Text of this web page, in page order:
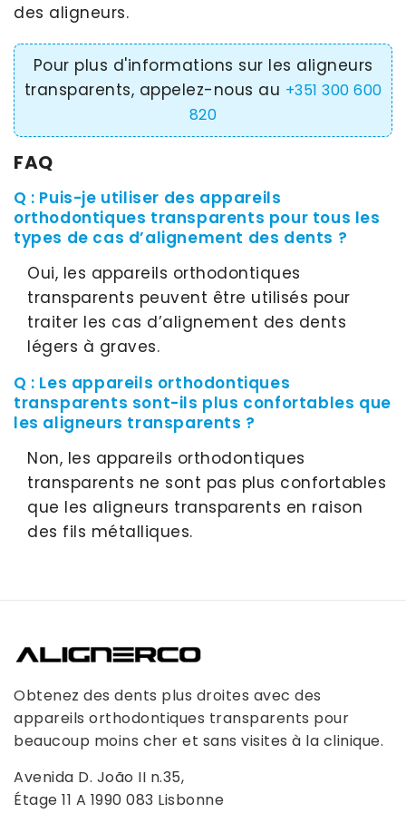
des aligneurs.
Pour plus d'informations sur les aligneurs
transparents, appelez-nous au +351 300 600
820
FAQ
Q : Puis-je utiliser des appareils
orthodontiques transparents pour tous les
types de cas d’alignement des dents ?
Oui, les appareils orthodontiques
transparents peuvent être utilisés pour
traiter les cas d’alignement des dents
légers à graves.
Q : Les appareils orthodontiques
transparents sont-ils plus confortables que
les aligneurs transparents ?
Non, les appareils orthodontiques
transparents ne sont pas plus confortables
que les aligneurs transparents en raison
des fils métalliques.
Obtenez des dents plus droites avec des
appareils orthodontiques transparents pour
beaucoup moins cher et sans visites à la clinique.
Avenida D. João II n.35,
Étage 11 A 1990 083 Lisbonne